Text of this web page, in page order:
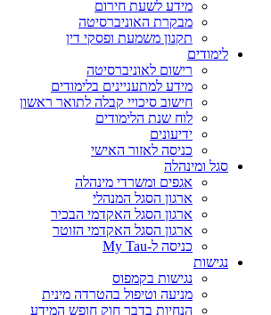
מידע לשעת חירום
מבקרת האוניברסיטה
תקנון משמעת ופסקי דין
לימודים
רישום לאוניברסיטה
מידע למתעניינים בלימודים
חישוב סיכויי קבלה לתואר ראשון
לוח שנת הלימודים
ידיעונים
כניסה לאזור האישי
סגל ומינהלה
אגפים ומשרדי מינהלה
ארגון הסגל המנהלי
ארגון הסגל האקדמי הבכיר
ארגון הסגל האקדמי הזוטר
כניסה ל-My Tau
נגישות
נגישות בקמפוס
מניעה וטיפול בהטרדה מינית
הנחיות בדבר חוק חופש המידע